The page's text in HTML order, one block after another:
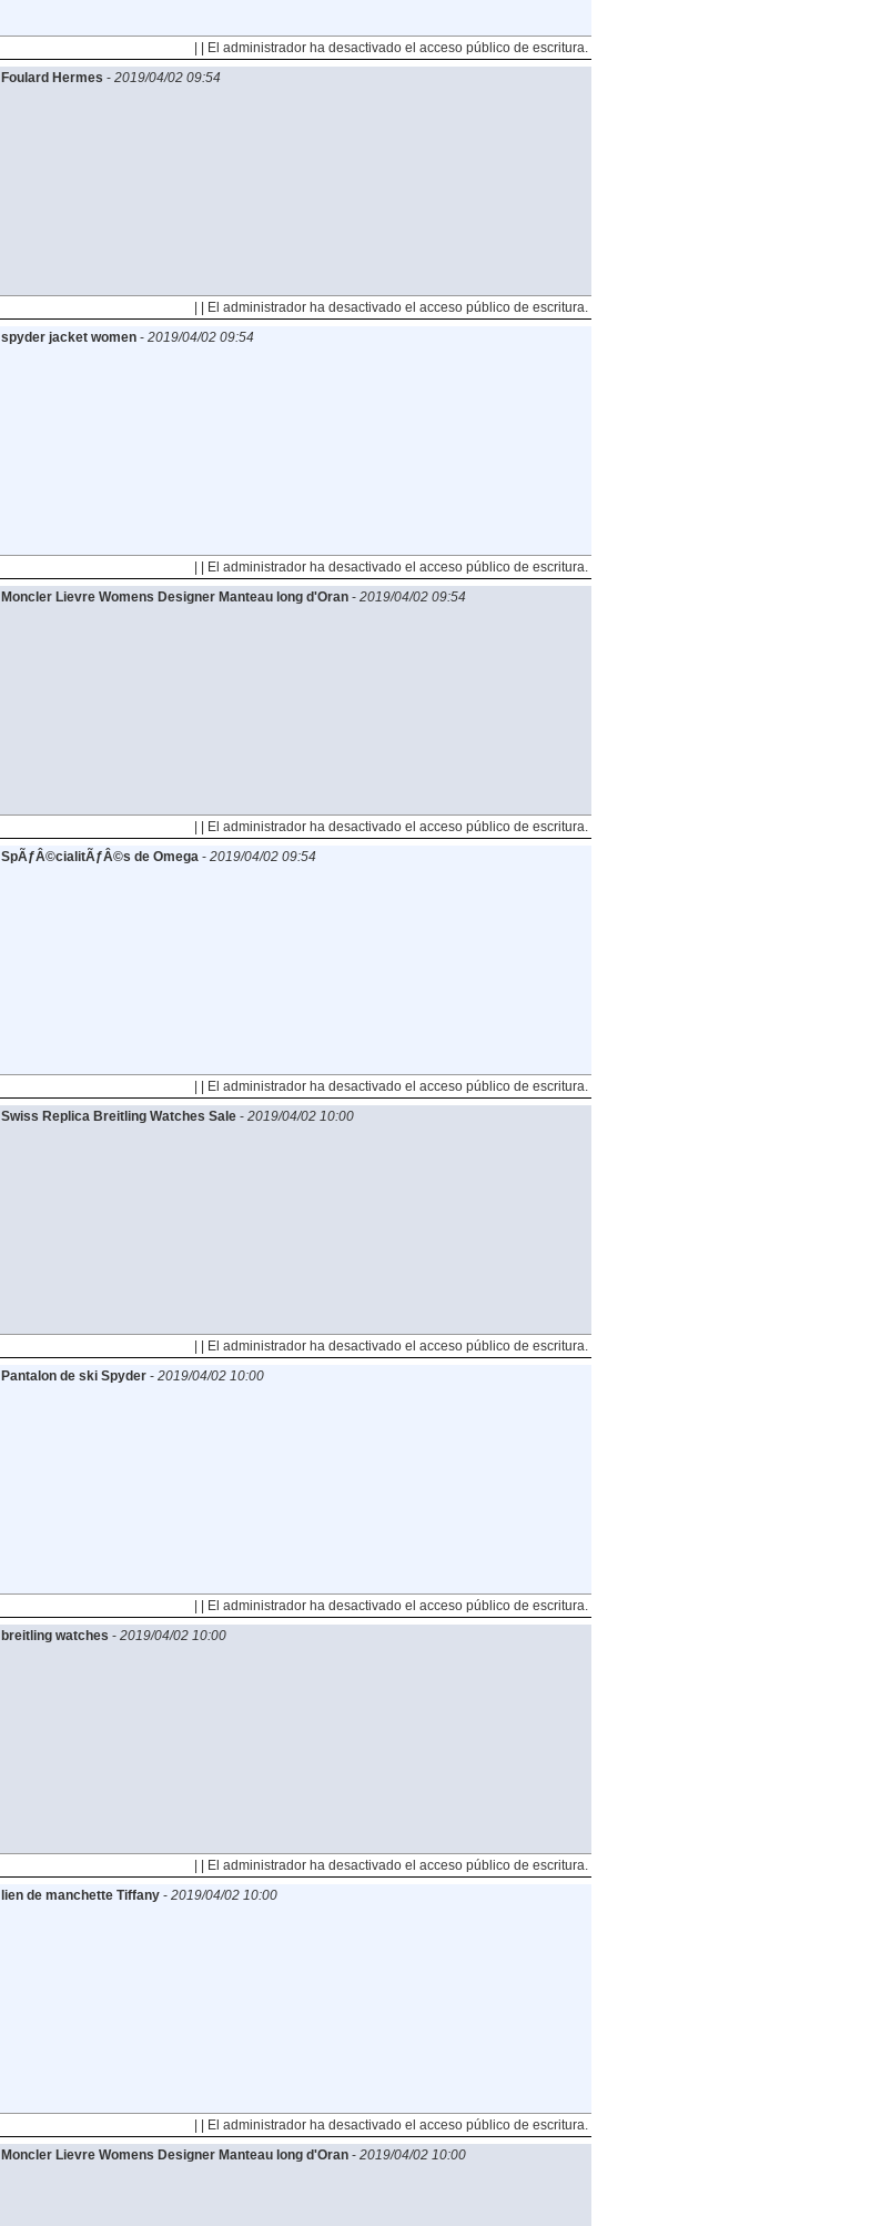
| | El administrador ha desactivado el acceso público de escritura.
Foulard Hermes - 2019/04/02 09:54
| | El administrador ha desactivado el acceso público de escritura.
spyder jacket women- 2019/04/02 09:54
| | El administrador ha desactivado el acceso público de escritura.
Moncler Lievre Womens Designer Manteau long d'Oran- 2019/04/02 09:54
| | El administrador ha desactivado el acceso público de escritura.
SpÃƒÂ©cialitÃƒÂ©s de Omega- 2019/04/02 09:54
| | El administrador ha desactivado el acceso público de escritura.
Swiss Replica Breitling Watches Sale- 2019/04/02 10:00
| | El administrador ha desactivado el acceso público de escritura.
Pantalon de ski Spyder- 2019/04/02 10:00
| | El administrador ha desactivado el acceso público de escritura.
breitling watches - 2019/04/02 10:00
| | El administrador ha desactivado el acceso público de escritura.
lien de manchette Tiffany- 2019/04/02 10:00
| | El administrador ha desactivado el acceso público de escritura.
Moncler Lievre Womens Designer Manteau long d'Oran- 2019/04/02 10:00